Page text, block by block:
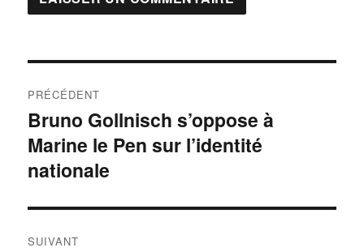
de
l’article
PRÉCÉDENT
Publication
précédente :
Bruno Gollnisch s’oppose à
Marine le Pen sur l’identité
nationale
SUIVANT